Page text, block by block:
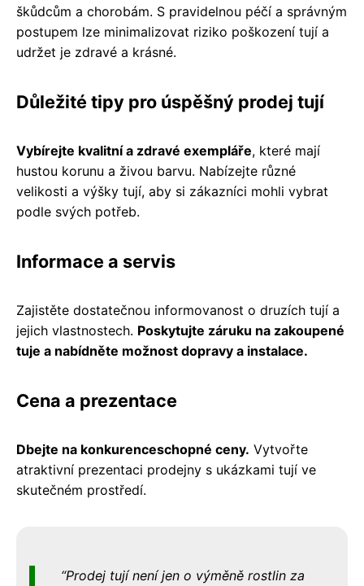
škůdcům a chorobám. S pravidelnou péčí a správným
postupem lze minimalizovat riziko poškození tují a
udržet je zdravé a krásné.
Důležité tipy pro úspěšný prodej tují
Vybírejte kvalitní a zdravé exempláře, které mají
hustou korunu a živou barvu. Nabízejte různé
velikosti a výšky tují, aby si zákazníci mohli vybrat
podle svých potřeb.
Informace a servis
Zajistěte dostatečnou informovanost o druzích tují a
jejich vlastnostech. Poskytujte záruku na zakoupené
tuje a nabídněte možnost dopravy a instalace.
Cena a prezentace
Dbejte na konkurenceschopné ceny. Vytvořte
atraktivní prezentaci prodejny s ukázkami tují ve
skutečném prostředí.
Prodej tují není jen o výměně rostlin za